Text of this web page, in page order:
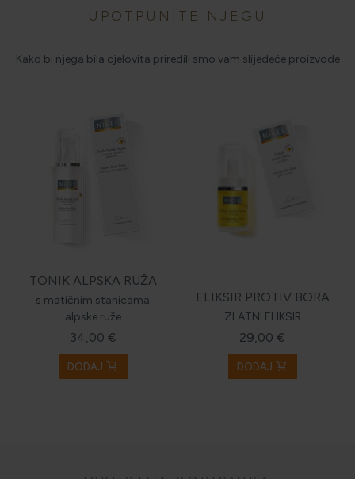
UPOTPUNITE NJEGU
Kako bi njega bila cjelovita priredili smo vam slijedeće proizvode
TONIK ALPSKA RUŽA
s matičnim stanicama
alpske ruže
34,00 €
DODAJ shopping_cart
ELIKSIR PROTIV BORA
ZLATNI ELIKSIR
29,00 €
DODAJ shopping_cart